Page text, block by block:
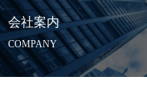
会社案内
COMPANY